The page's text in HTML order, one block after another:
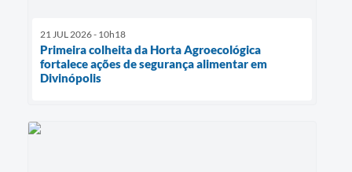
21 JUL 2026 - 10h18
Primeira colheita da Horta Agroecológica
fortalece ações de segurança alimentar em
Divinópolis